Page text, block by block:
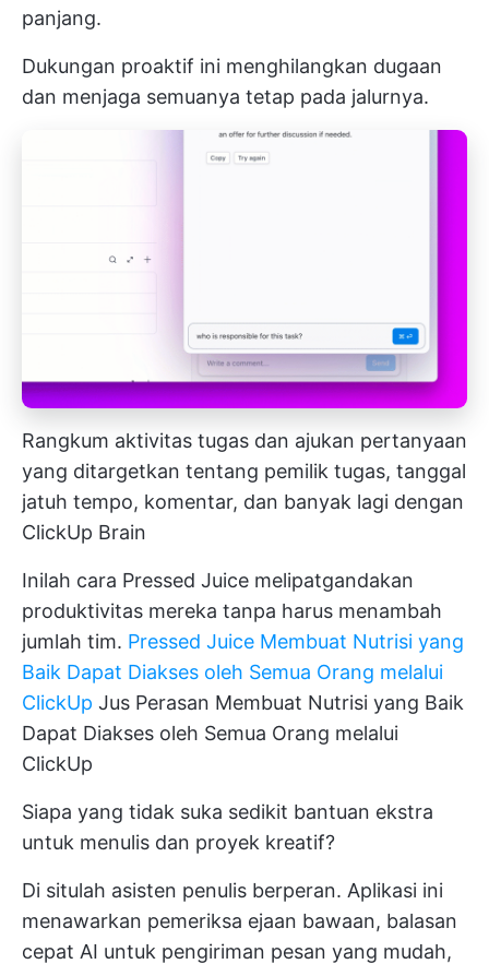
panjang.
Dukungan proaktif ini menghilangkan dugaan
dan menjaga semuanya tetap pada jalurnya.
Rangkum aktivitas tugas dan ajukan pertanyaan
yang ditargetkan tentang pemilik tugas, tanggal
jatuh tempo, komentar, dan banyak lagi dengan
ClickUp Brain
Inilah cara Pressed Juice melipatgandakan
produktivitas mereka tanpa harus menambah
jumlah tim. Pressed Juice Membuat Nutrisi yang
Baik Dapat Diakses oleh Semua Orang melalui
ClickUp Jus Perasan Membuat Nutrisi yang Baik
Dapat Diakses oleh Semua Orang melalui
ClickUp
Siapa yang tidak suka sedikit bantuan ekstra
untuk menulis dan proyek kreatif?
Di situlah asisten penulis berperan. Aplikasi ini
menawarkan pemeriksa ejaan bawaan, balasan
cepat AI untuk pengiriman pesan yang mudah,